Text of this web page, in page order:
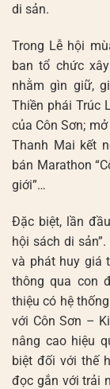
di sản.
Trong Lễ hội
ban tổ chức
nhằm gìn giữ,
Thiền phái Trúc
của Côn Sơn;
Thanh Mai kết
bán Marathon
giới”…
Đặc biệt, lần
hội sách di
và phát huy giá
thông qua con
thiệu có hệ
với Côn Sơn –
nâng cao hiệu
biệt đối với thế
đọc gắn với trải